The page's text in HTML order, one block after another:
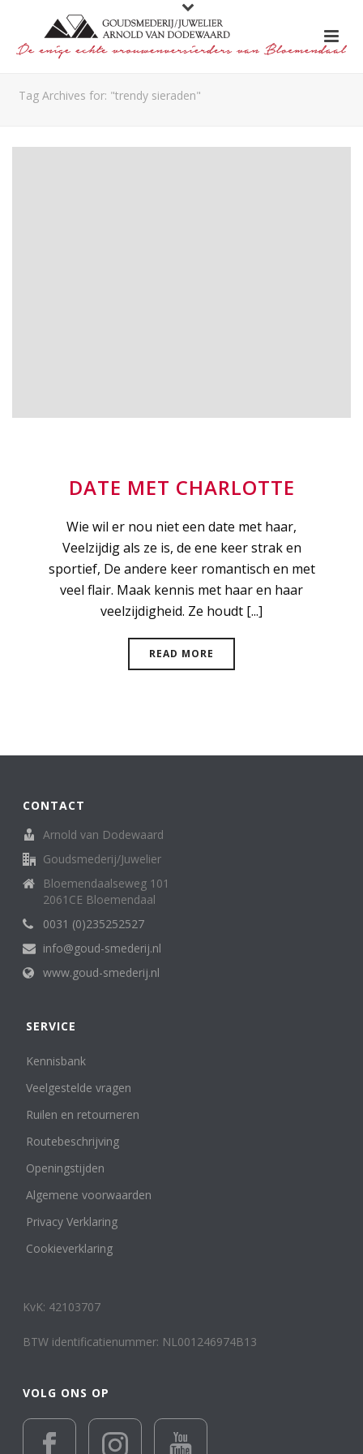
Tag Archives for: "trendy sieraden"
DATE MET CHARLOTTE
Wie wil er nou niet een date met haar,
Veelzijdig als ze is, de ene keer strak en
sportief, De andere keer romantisch en met
veel flair. Maak kennis met haar en haar
veelzijdigheid. Ze houdt [...]
READ MORE
CONTACT
Arnold van Dodewaard
Goudsmederij/Juwelier
Bloemendaalseweg 101
2061CE Bloemendaal
0031 (0)235252527
info@goud-smederij.nl
www.goud-smederij.nl
SERVICE
Kennisbank
Veelgestelde vragen
Ruilen en retourneren
Routebeschrijving
Openingstijden
Algemene voorwaarden
Privacy Verklaring
Cookieverklaring
KvK: 42103707
BTW identificatienummer: NL001246974B13
VOLG ONS OP